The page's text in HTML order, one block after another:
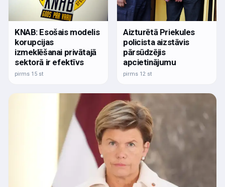
KNAB: Esošais modelis
korupcijas
izmeklēšanai privātajā
sektorā ir efektīvs
pirms 15 st
Aizturētā Priekules
policista aizstāvis
pārsūdzējis
apcietinājumu
pirms 12 st